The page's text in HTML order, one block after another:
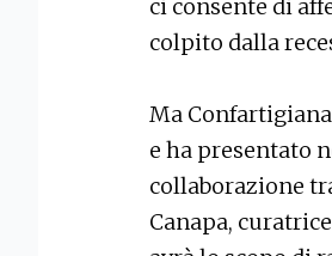
ci consente di
colpito dalla
Ma
e ha presentato
collaborazione
Canapa,